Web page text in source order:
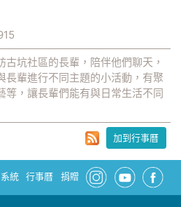
古坑社區的長輩，陪伴他們聊天，
長輩進行不同主題的小活動，有聚
等，讓長輩們能有與日常生活不同
加到行事曆
統 行事曆 捐贈